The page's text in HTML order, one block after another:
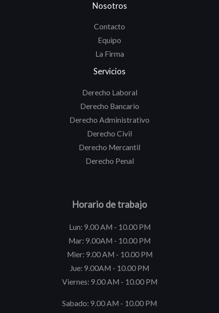
Nosotros
Contacto
Equipo
La Firma
Servicios
Derecho Laboral
Derecho Bancario
Derecho Administrativo
Derecho Civil
Derecho Mercantil
Derecho Penal
Horario de trabajo
Lun: 9.00 AM - 10.00 PM
Mar: 9.00AM - 10.00 PM
Mier: 9.00 AM - 10.00 PM
Jue: 9.00AM - 10.00 PM
Viernes: 9.00 AM - 10.00 PM
Sabado: 9.00 AM - 10.00 PM